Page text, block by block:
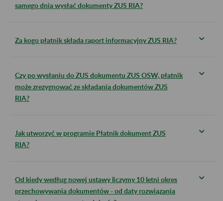
samego dnia wysłać dokumenty ZUS RIA?
Za kogo płatnik składa raport informacyjny ZUS RIA?
Czy po wysłaniu do ZUS dokumentu ZUS OSW, płatnik
może zrezygnować ze składania dokumentów ZUS
RIA?
Jak utworzyć w programie Płatnik dokument ZUS
RIA?
Od kiedy według nowej ustawy liczymy 10 letni okres
przechowywania dokumentów - od daty rozwiązania